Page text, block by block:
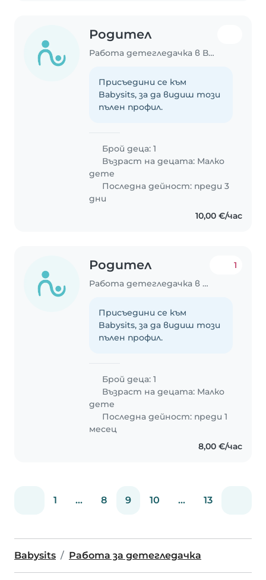
Родител
Работа детегледачка в Варна
Присъедини се към
Babysits, за да видиш този
пълен профил.
Брой деца: 1
Възраст на децата: Малко
дете
Последна дейност: преди 3
дни
10,00 €/час
Родител
Работа детегледачка в София
1
Присъедини се към
Babysits, за да видиш този
пълен профил.
Брой деца: 1
Възраст на децата: Малко
дете
Последна дейност: преди 1
месец
8,00 €/час
1 ... 8 9 10 ... 13
Babysits Работа за детегледачка